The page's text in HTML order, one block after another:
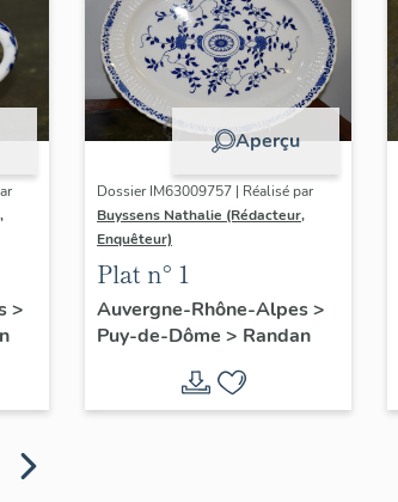
>
Aperçu
Dossier IM63009757 | Réalisé par
Buyssens Nathalie (Rédacteur,
Enquêteur)
Plat n° 1
Auvergne-Rhône-Alpes>
Puy-de-Dôme > Randan